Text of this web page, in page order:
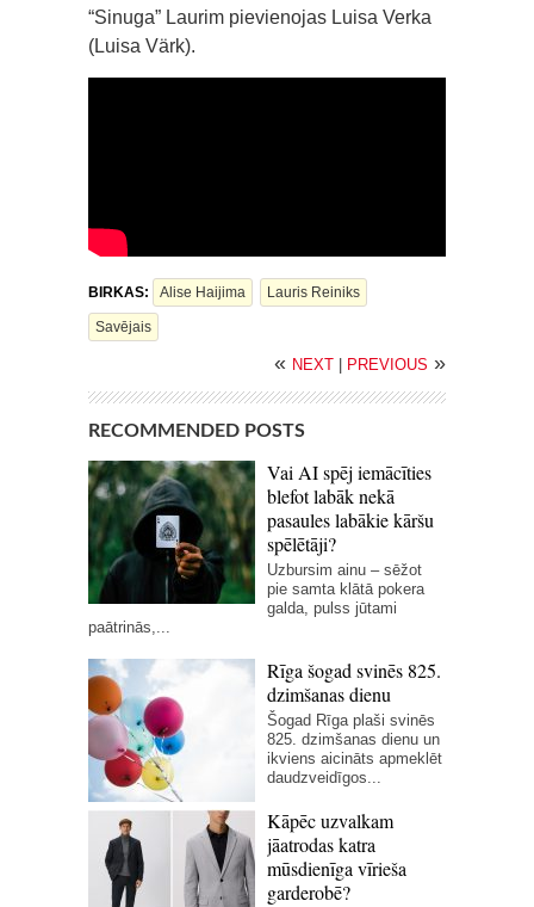
“Sinuga” Laurim pievienojas Luisa Verka
(Luisa Värk).
BIRKAS: Alise Haijima Lauris Reiniks
Savējais
« NEXT PREVIOUS »
RECOMMENDED POSTS
Vai AI spēj iemācīties
blefot labāk nekā
pasaules labākie kāršu
spēlētāji?
Uzbursim ainu – sēžot
pie samta klātā pokera
galda, pulss jūtami
paātrinās,...
Rīga šogad svinēs 825.
dzimšanas dienu
Šogad Rīga plaši svinēs
825. dzimšanas dienu un
ikviens aicināts apmeklēt
daudzveidīgos...
Kāpēc uzvalkam
jāatrodas katra
mūsdienīga vīrieša
garderobē?